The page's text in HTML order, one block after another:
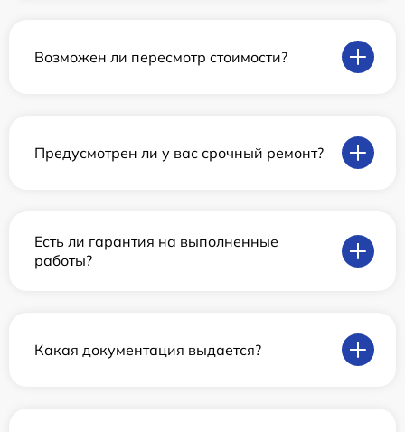
Возможен ли пересмотр стоимости?
Предусмотрен ли у вас срочный ремонт?
Есть ли гарантия на выполненные
работы?
Какая документация выдается?